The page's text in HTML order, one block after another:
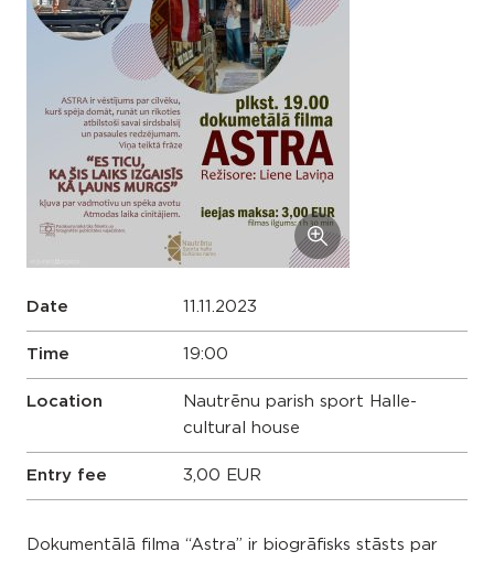
Date 11.11.2023
Time 19:00
Location
Nautrēnu parish sport Halle-
cultural house
Entry fee 3,00 EUR
Dokumentālā filma “Astra” ir biogrāfisks stāsts par